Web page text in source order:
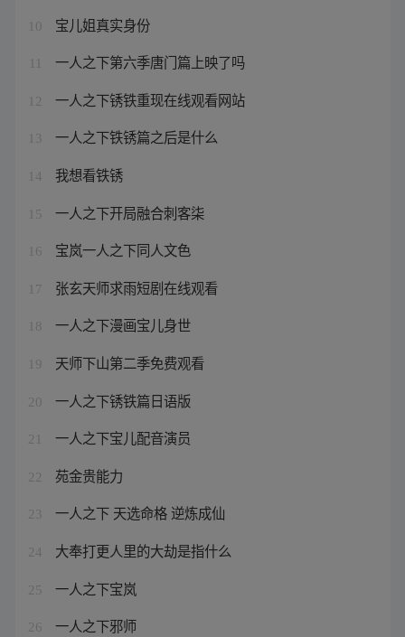
10 宝儿姐真实身份
一人之下第六季唐门篇上映了吗
12 一人之下锈铁重现在线观看网站
13 一人之下铁锈篇之后是什么
14 我想看铁锈
15 一人之下开局融合刺客柒
16 宝岚一人之下同人文色
17 张玄天师求雨短剧在线观看
18 一人之下漫画宝儿身世
19 天师下山第二季免费观看
20 一人之下锈铁篇日语版
21 一人之下宝儿配音演员
22 苑金贵能力
23 一人之下 天选命格 逆炼成仙
24 大奉打更人里的大劫是指什么
25 一人之下宝岚
26 一人之下邪师